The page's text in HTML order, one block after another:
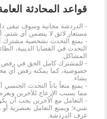
قواعد المحادثة
- الدردشة مجانية وسوف تبقى
مستعار لائق لا يتضمن أي شتم،
- يمنع التحدث بشخصية مشترك
التحدث في القضايا الدينية،
المشاكل.
- للمشترك كامل الحق في رفض
خصوصية، كما يمكنه رفض أي
يشاء.
- يمنع منعاً باتاً التحدث الجنسي
مما يسبب الإزعاج للآخرين
- التعامل مع الآخرين يجب أن
شيء؛ ويمنع التعامل بعنصرية
غرف الدردشة.